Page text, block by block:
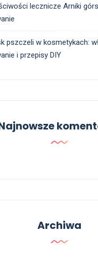
lecznicze Arniki
pszczeli w kosmetykach:
i przepisy DIY
Archiwa